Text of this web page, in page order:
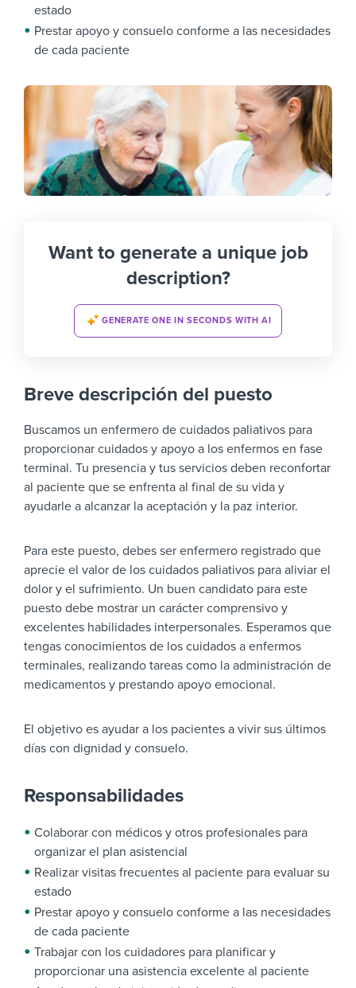
estado
Prestar apoyo y consuelo conforme a las necesidades
de cada paciente
Want to generate a unique job
description?
GENERATE ONE IN SECONDS WITH AI
Breve descripción del puesto
Buscamos un enfermero de cuidados paliativos para
proporcionar cuidados y apoyo a los enfermos en fase
terminal. Tu presencia y tus servicios deben reconfortar
al paciente que se enfrenta al final de su vida y
ayudarle a alcanzar la aceptación y la paz interior.
Para este puesto, debes ser enfermero registrado que
aprecie el valor de los cuidados paliativos para aliviar el
dolor y el sufrimiento. Un buen candidato para este
puesto debe mostrar un carácter comprensivo y
excelentes habilidades interpersonales. Esperamos que
tengas conocimientos de los cuidados a enfermos
terminales, realizando tareas como la administración de
medicamentos y prestando apoyo emocional.
El objetivo es ayudar a los pacientes a vivir sus últimos
días con dignidad y consuelo.
Responsabilidades
Colaborar con médicos y otros profesionales para
organizar el plan asistencial
Realizar visitas frecuentes al paciente para evaluar su
estado
Prestar apoyo y consuelo conforme a las necesidades
de cada paciente
Trabajar con los cuidadores para planificar y
proporcionar una asistencia excelente al paciente